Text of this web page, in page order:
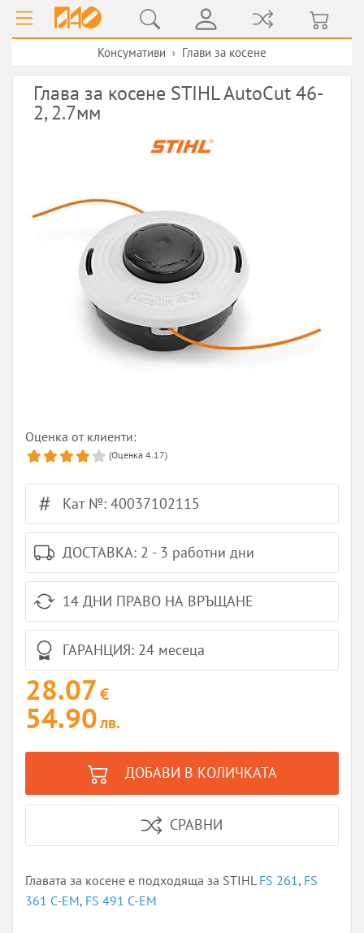
Консумативи › Глави за косене
Глава за косене STIHL AutoCut 46-
2, 2.7мм
Оценка от клиенти:
(Оценка 4.17)
Кат №: 40037102115
ДОСТАВКА: 2 - 3 работни дни
14 ДНИ ПРАВО НА ВРЪЩАНЕ
ГАРАНЦИЯ: 24 месеца
28.07€
54.90лв.
ДОБАВИ В КОЛИЧКАТА
СРАВНИ
Главата за косене е подходяща за STIHL FS 261, FS
361 C-EM, FS 491 C-EM